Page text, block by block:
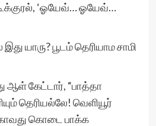
‘ஓயேவ்… ஓயேவ்…
யாரு? பூடம் தெரியாம சாமி
ஆள் கேட்டார், “பாத்தா
தெரியல்லே! வெளியூர்
கொடை பாக்க